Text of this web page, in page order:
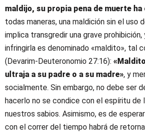
maldijo, su propia pena de muerte ha
todas maneras, una maldición sin el uso
implica transgredir una grave
infringirla es denominado «maldito», tal
(Devarim-Deuteronomio 27:16):
ultraja a su padre o a su madre», y
socialmente. Sin embargo, no debe ser
hacerlo no se condice con el espíritu de
nuestros sabios. Asimismo, es de
con el correr del tiempo habrá de